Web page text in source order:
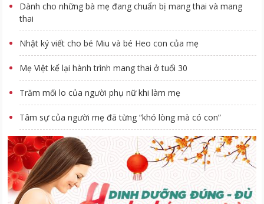
Dành cho những bà mẹ đang chuẩn bị mang thai và mang
thai
Nhật ký viết cho bé Miu và bé Heo con của mẹ
Mẹ Việt kể lại hành trình mang thai ở tuổi 30
Trăm mối lo của người phụ nữ khi làm mẹ
Tâm sự của người mẹ đã từng “khó lòng mà có con”